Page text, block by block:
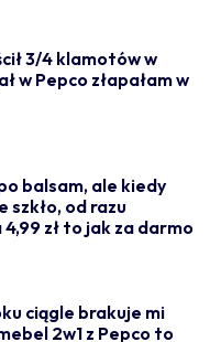
3/4 klamotów w
w Pepco złapałam w
balsam, ale kiedy
szkło, od razu
zł to jak za darmo
ciągle brakuje mi
2w1 z Pepco to